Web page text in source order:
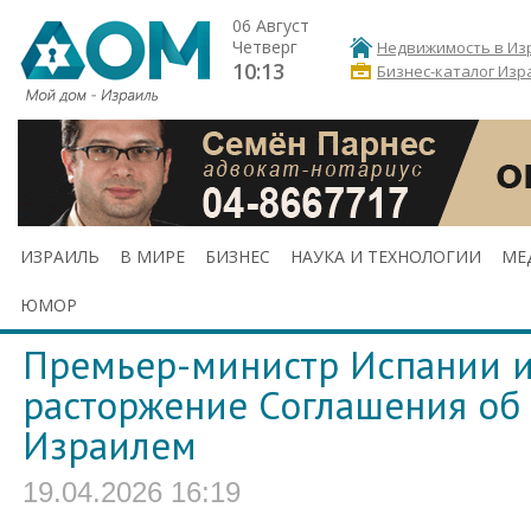
06 Август
Четверг
10:13
Недвижимость в
Бизнес-каталог
ИЗРАИЛЬ В МИРЕ БИЗНЕС НАУКА И ТЕХНОЛОГИИ
ЮМОР
Премьер-министр Испании
расторжение Соглашения
Израилем
19.04.2026 16:19